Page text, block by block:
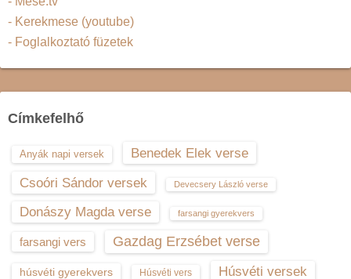
- Kerekmese (youtube)
- Foglalkoztató füzetek
Címkefelhő
Anyák napi versek
Benedek Elek verse
Csoóri Sándor versek
Devecsery László verse
Donászy Magda verse farsangi gyerekvers
farsangi vers Gazdag Erzsébet verse
húsvéti gyerekvers Húsvéti vers Húsvéti versek